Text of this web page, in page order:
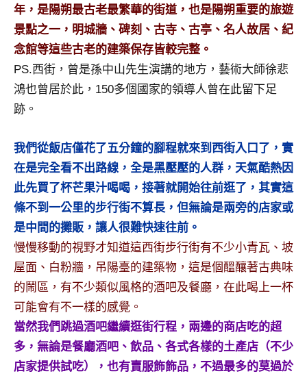
及
活
動
持、
學
校
業
座、
部
落
客
及
遊
雜
誌
專
欄、
觀
光
年，是陽朔最古老最繁華的街道，也是陽朔重要的旅遊
景點之一，明城牆、碑刻、古寺、古亭、名人故居、紀
念館等這些古老的建築保存皆較完整。
PS.西街，曾是孫中山先生演講的地方，藝術大師徐悲
鴻也曾居於此，150多個國家的領導人曾在此留下足
跡。
我們從飯店僅花了五分鐘的腳程就來到西街入口了，實
在是完全看不出路線，全是黑壓壓的人群，天氣酷熱因
此先買了杯芒果汁喝喝，接著就開始往前逛了，其實這
條不到一公里的步行街不算長，但無論是兩旁的店家或
是中間的攤販，讓人很難快速往前。
慢慢移動的視野才知道這西街步行街有不少小青瓦、坡
屋面、白粉牆，吊陽臺的建築物，這是個醞釀著古典味
的鬧區，有不少類似風格的酒吧及餐廳，在此喝上一杯
可能會有不一樣的感覺。
當然我們跳過酒吧繼續逛街行程，兩邊的商店吃的超
多，無論是餐廳酒吧、飲品、各式各樣的土產店（不少
店家提供試吃），也有賣服飾飾品，不過最多的莫過於